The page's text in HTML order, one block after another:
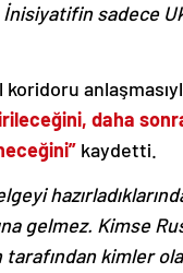
sadece
daha
kaydetti.
gelmez. Kimse
kimler